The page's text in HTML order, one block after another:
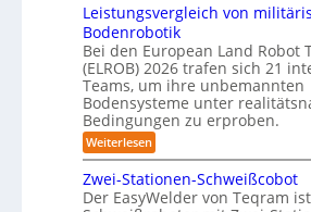
e
r
6
m
3
D
-
S
t
e
r
e
o
-
u
t
t
l
e
-
S
y
s
t
Leistungsvergleich von
Bodenrobotik
Bei den European Land Robot
(ELROB) 2026 trafen sich 21
Teams, um ihre unbemannten
Bodensysteme unter
Bedingungen zu erproben.
Weiterlesen:
L
e
i
s
Zwei-Stationen-Schweißcobot
Der EasyWelder von Teqram